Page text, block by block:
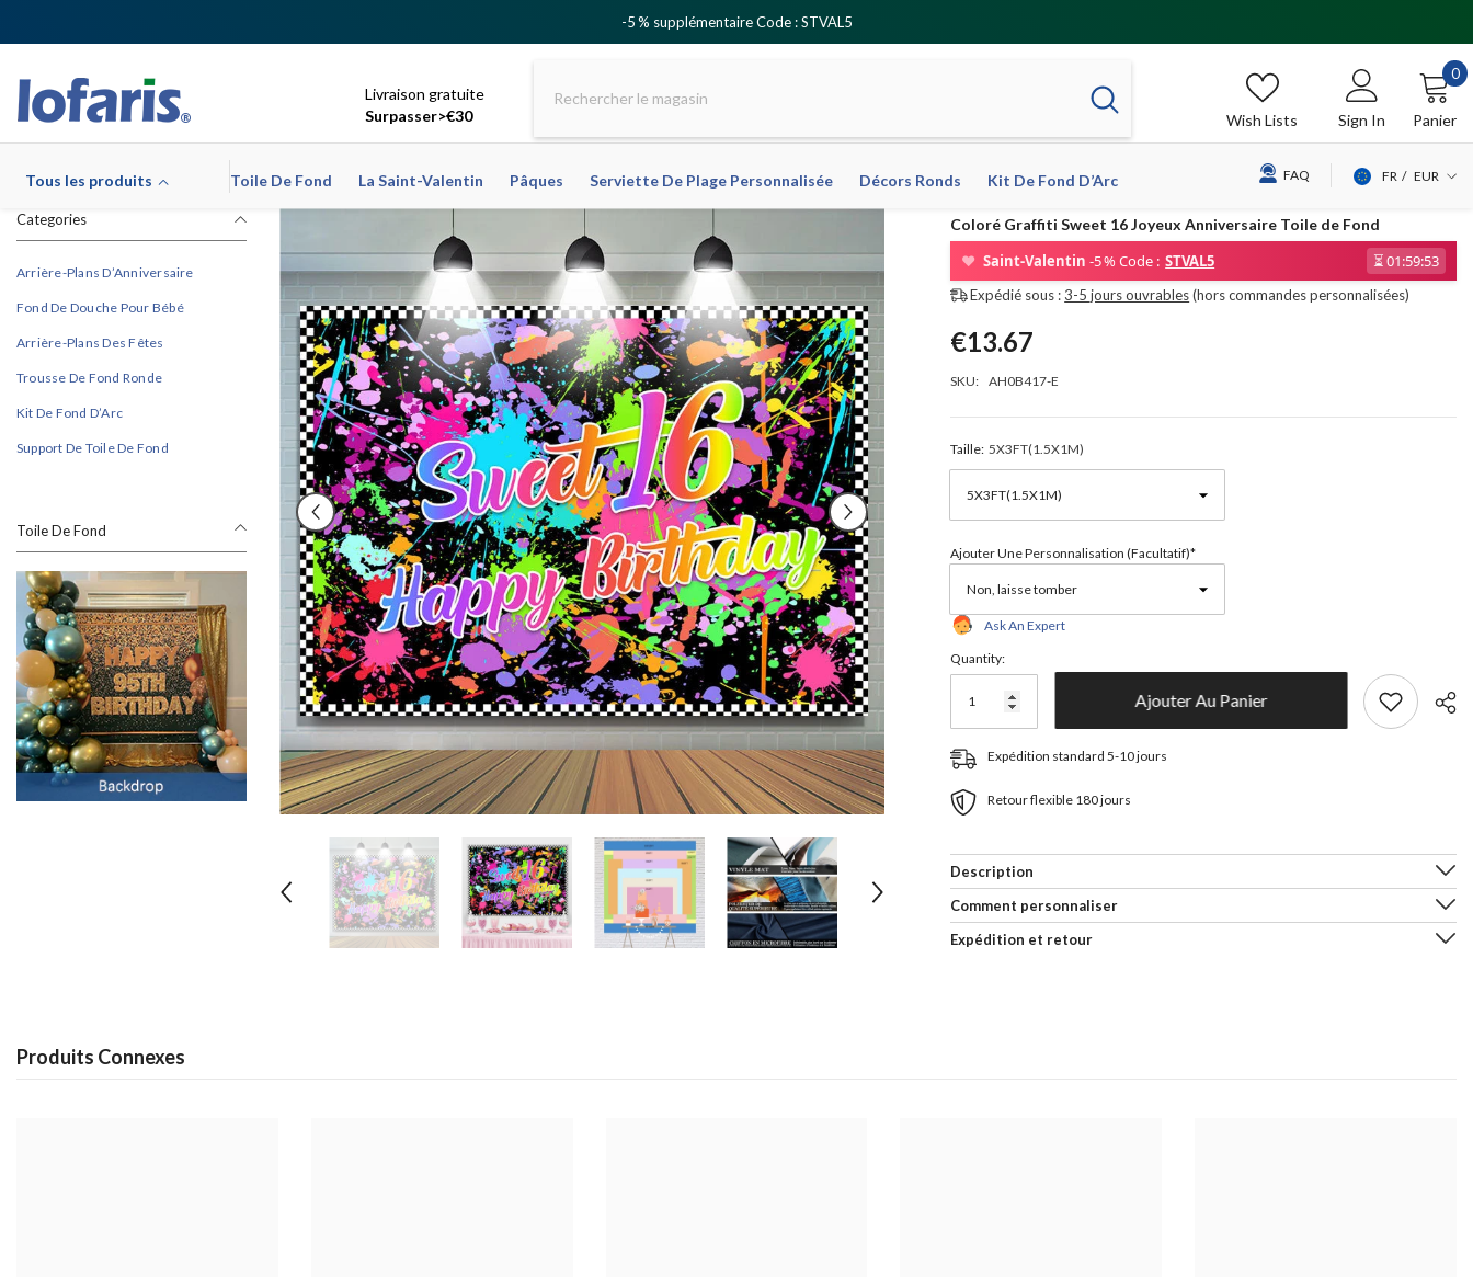
-5 % supplémentaire Code : STVAL5
Livraison gratuite
Surpasser>€30
Wish Lists Sign In Panier
00
Tous les produits Toile De Fond La Saint-Valentin Pâques Serviette De Plage Personnalisée Décors Ronds Kit De Fond D’Arc FAQ FR
EUR
EUR
GBP
Categories
Arrière-Plans D’Anniversaire
Fond De Douche Pour Bébé
Arrière-Plans Des Fêtes
Trousse De Fond Ronde
Kit De Fond D’Arc
Support De Toile De Fond
Toile De Fond
Coloré Graffiti Sweet 16 Joyeux Anniversaire Toile de Fond
❤ Saint-Valentin -5 % Code : STVAL5 ⏳01:59:53
Expédié sous :3-5 jours ouvrables(hors commandes personnalisées)
€13.67
SKU: AH0B417-E
Taille: 5X3FT(1.5X1M)
Ajouter Une Personnalisation (facultatif)*
Ask An Expert
Quantity:
Ajouter Au Panier
Expédition standard 5-10 jours
Retour flexible 180 jours
Description
Comment personnaliser
Expédition et retour
Produits Connexes